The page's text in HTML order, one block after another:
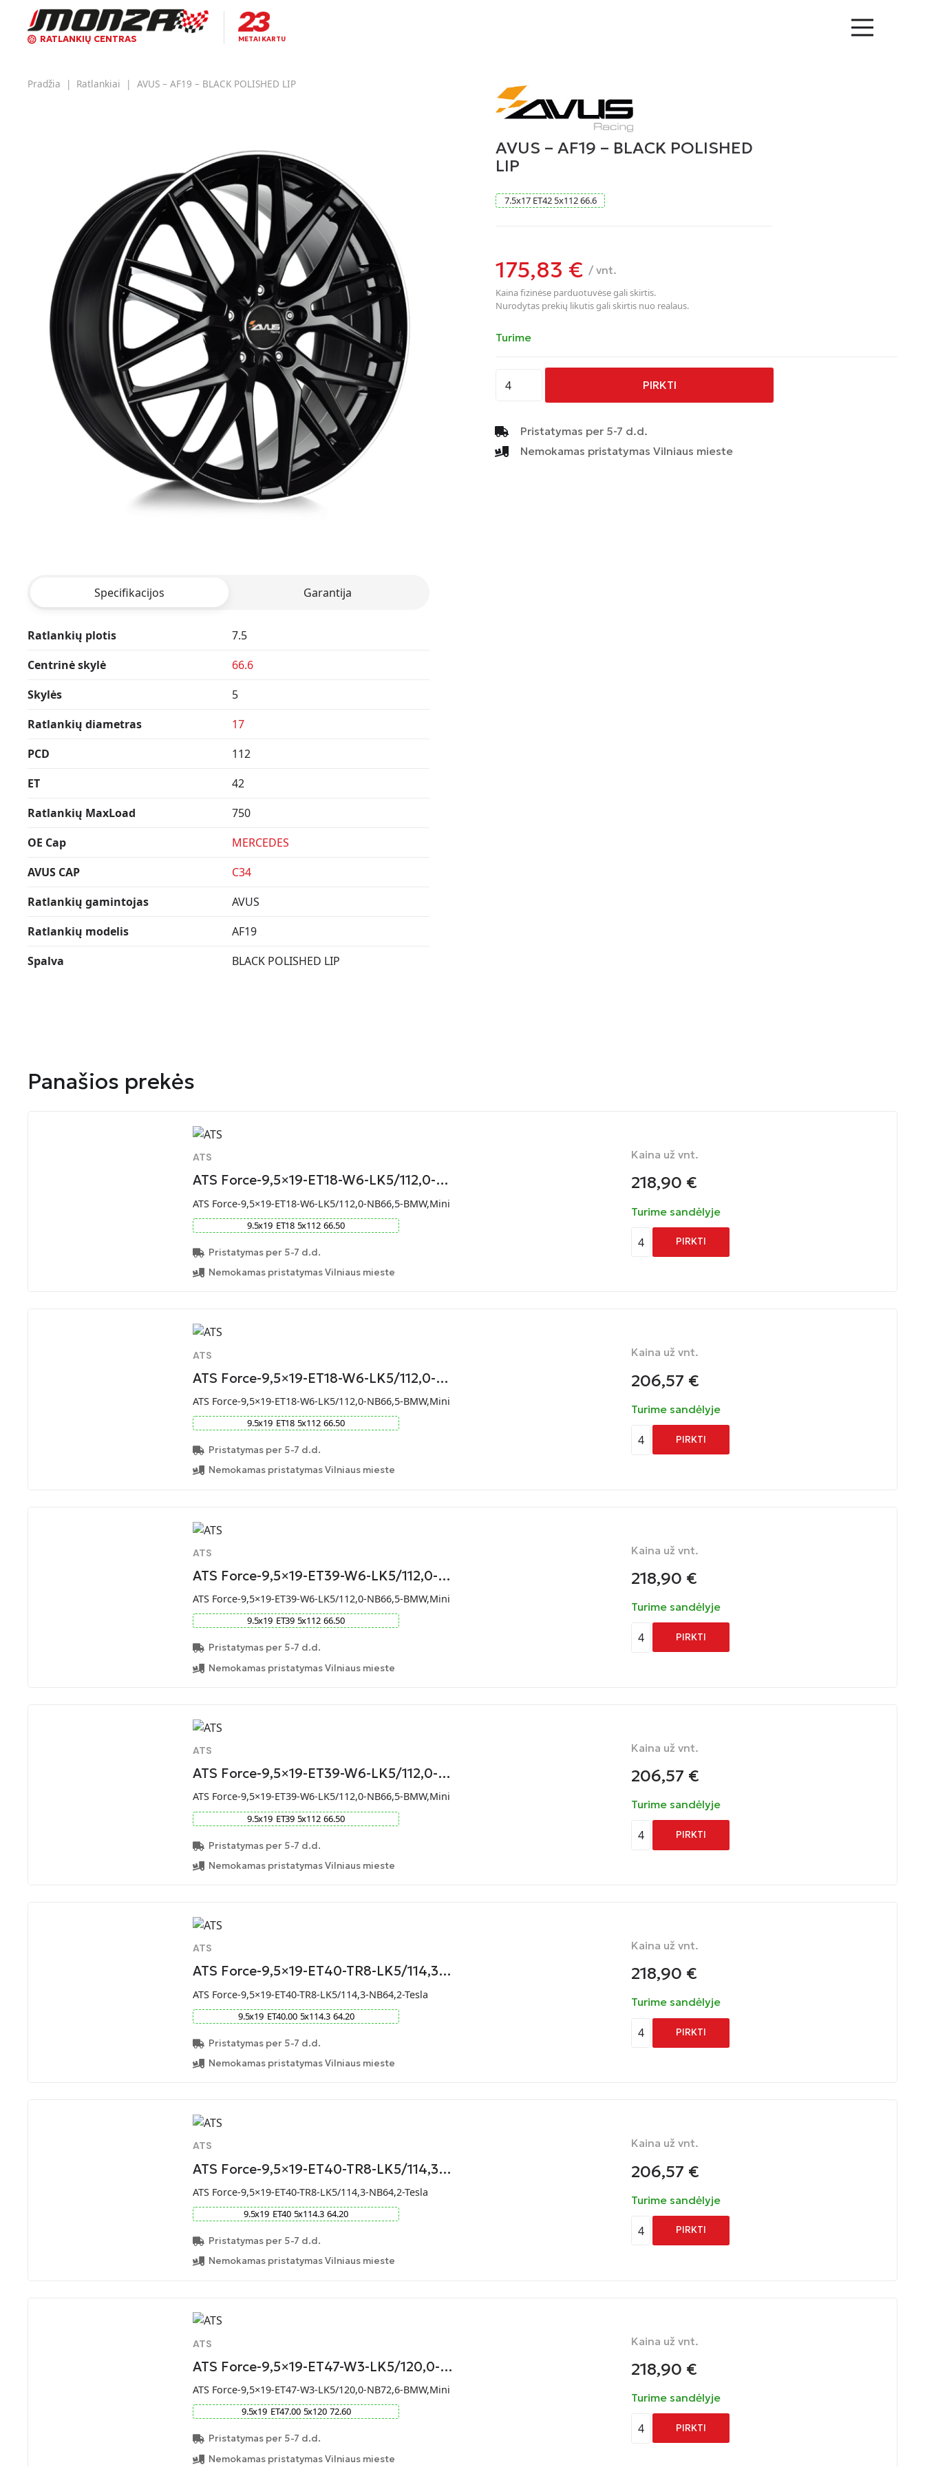
RATLANKIŲ CENTRAS METAI KARTU
Pradžia | Ratlankiai | AVUS – AF19 – BLACK POLISHED LIP
Specifikacijos Garantija
Ratlankių plotis
7.5
Centrinė skylė
66.6
Skylės
5
Ratlankių diametras
17
PCD
112
ET
42
Ratlankių MaxLoad
750
OE Cap
MERCEDES
AVUS CAP
C34
Ratlankių gamintojas
AVUS
Ratlankių modelis
AF19
Spalva
BLACK POLISHED LIP
AVUS – AF19 – BLACK POLISHED
LIP
7.5x17 ET42 5x11266.6
175,83 € / vnt.
Kaina fizinėse parduotuvėse gali skirtis.
Nurodytas prekių likutis gali skirtis nuo realaus.
Turime
kiekis:
-
AF19
-
PIRKTI
Pristatymas per 5-7 d.d.
Nemokamas pristatymas Vilniaus mieste
Panašios prekės
ATS
ATS Force-9,5×19-ET18-W6-LK5/112,0-…
ATS Force-9,5×19-ET18-W6-LK5/112,0-NB66,5-BMW,Mini
9.5x19 ET18 5x112 66.50
Pristatymas per 5-7 d.d.
Nemokamas pristatymas Vilniaus mieste
Kaina už vnt.
218,90 €
Turime sandėlyje
4 PIRKTI
ATS
ATS Force-9,5×19-ET18-W6-LK5/112,0-…
ATS Force-9,5×19-ET18-W6-LK5/112,0-NB66,5-BMW,Mini
9.5x19 ET18 5x112 66.50
Pristatymas per 5-7 d.d.
Nemokamas pristatymas Vilniaus mieste
Kaina už vnt.
206,57 €
Turime sandėlyje
4 PIRKTI
ATS
ATS Force-9,5×19-ET39-W6-LK5/112,0-…
ATS Force-9,5×19-ET39-W6-LK5/112,0-NB66,5-BMW,Mini
9.5x19 ET39 5x112 66.50
Pristatymas per 5-7 d.d.
Nemokamas pristatymas Vilniaus mieste
Kaina už vnt.
218,90 €
Turime sandėlyje
4 PIRKTI
ATS
ATS Force-9,5×19-ET39-W6-LK5/112,0-…
ATS Force-9,5×19-ET39-W6-LK5/112,0-NB66,5-BMW,Mini
9.5x19 ET39 5x112 66.50
Pristatymas per 5-7 d.d.
Nemokamas pristatymas Vilniaus mieste
Kaina už vnt.
206,57 €
Turime sandėlyje
4 PIRKTI
ATS
ATS Force-9,5×19-ET40-TR8-LK5/114,3…
ATS Force-9,5×19-ET40-TR8-LK5/114,3-NB64,2-Tesla
9.5x19 ET40.00 5x114.3 64.20
Pristatymas per 5-7 d.d.
Nemokamas pristatymas Vilniaus mieste
Kaina už vnt.
218,90 €
Turime sandėlyje
4 PIRKTI
ATS
ATS Force-9,5×19-ET40-TR8-LK5/114,3…
ATS Force-9,5×19-ET40-TR8-LK5/114,3-NB64,2-Tesla
9.5x19 ET40 5x114.3 64.20
Pristatymas per 5-7 d.d.
Nemokamas pristatymas Vilniaus mieste
Kaina už vnt.
206,57 €
Turime sandėlyje
4 PIRKTI
ATS
ATS Force-9,5×19-ET47-W3-LK5/120,0-…
ATS Force-9,5×19-ET47-W3-LK5/120,0-NB72,6-BMW,Mini
9.5x19 ET47.00 5x120 72.60
Pristatymas per 5-7 d.d.
Nemokamas pristatymas Vilniaus mieste
Kaina už vnt.
218,90 €
Turime sandėlyje
4 PIRKTI